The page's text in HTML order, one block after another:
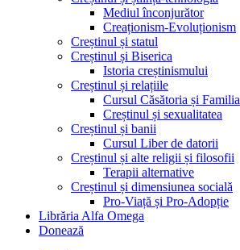
Mediul înconjurător
Creaționism-Evoluționism
Creștinul și statul
Creștinul și Biserica
Istoria creștinismului
Creștinul și relațiile
Cursul Căsătoria și Familia
Creștinul și sexualitatea
Creștinul și banii
Cursul Liber de datorii
Creștinul și alte religii și filosofii
Terapii alternative
Creștinul și dimensiunea socială
Pro-Viață și Pro-Adopție
Librăria Alfa Omega
Donează